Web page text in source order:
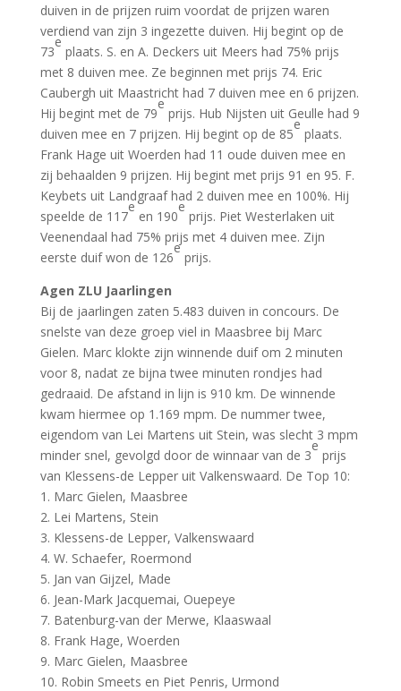
duiven in de prijzen ruim voordat de prijzen waren
verdiend van zijn 3 ingezette duiven. Hij begint op de
73
e
plaats. S. en A. Deckers uit Meers had 75% prijs
met 8 duiven mee. Ze beginnen met prijs 74. Eric
Caubergh uit Maastricht had 7 duiven mee en 6 prijzen.
Hij begint met de 79
e
prijs. Hub Nijsten uit Geulle had 9
duiven mee en 7 prijzen. Hij begint op de 85
e
plaats.
Frank Hage uit Woerden had 11 oude duiven mee en
zij behaalden 9 prijzen. Hij begint met prijs 91 en 95. F.
Keybets uit Landgraaf had 2 duiven mee en 100%. Hij
speelde de 117
e
en 190
e
prijs. Piet Westerlaken uit
Veenendaal had 75% prijs met 4 duiven mee. Zijn
eerste duif won de 126
e
prijs.
Agen ZLU Jaarlingen
Bij de jaarlingen zaten 5.483 duiven in concours. De
snelste van deze groep viel in Maasbree bij Marc
Gielen. Marc klokte zijn winnende duif om 2 minuten
voor 8, nadat ze bijna twee minuten rondjes had
gedraaid. De afstand in lijn is 910 km. De winnende
kwam hiermee op 1.169 mpm. De nummer twee,
eigendom van Lei Martens uit Stein, was slecht 3 mpm
minder snel, gevolgd door de winnaar van de 3
e
prijs
van Klessens-de Lepper uit Valkenswaard. De Top 10:
1. Marc Gielen, Maasbree
2. Lei Martens, Stein
3. Klessens-de Lepper, Valkenswaard
4. W. Schaefer, Roermond
5. Jan van Gijzel, Made
6. Jean-Mark Jacquemai, Ouepeye
7. Batenburg-van der Merwe, Klaaswaal
8. Frank Hage, Woerden
9. Marc Gielen, Maasbree
10. Robin Smeets en Piet Penris, Urmond